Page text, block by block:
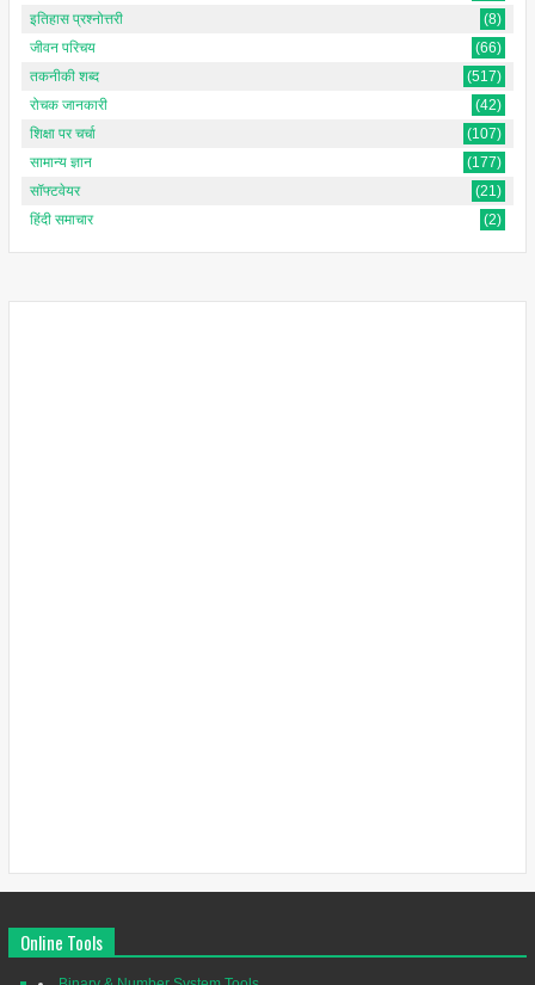
इतिहास प्रश्नोत्तरी
(8)
जीवन परिचय
(66)
तकनीकी शब्द
(517)
रोचक जानकारी
(42)
शिक्षा पर चर्चा
(107)
सामान्य ज्ञान
(177)
सॉफ्टवेयर
(21)
हिंदी समाचार
(2)
Online Tools